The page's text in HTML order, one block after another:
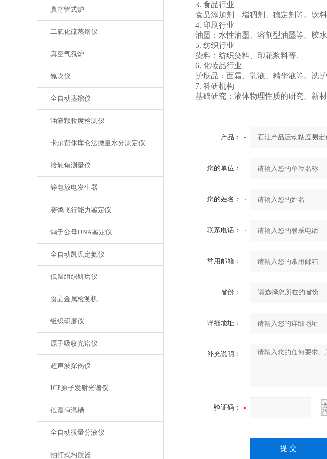
真空管式炉
二氧化硫蒸馏仪
真空气氛炉
氮吹仪
全自动蒸馏仪
油液颗粒度检测仪
卡尔费休库仑法微量水分测定仪
接触角测量仪
静电放电发生器
赛鸽飞行能力鉴定仪
鸽子公母DNA鉴定仪
全自动凯氏定氮仪
低温组织研磨仪
食品金属检测机
组织研磨仪
原子吸收光谱仪
超声波探伤仪
ICP原子发射光谱仪
低温恒温槽
全自动微量分液仪
拍打式均质器
3. 食品行业
食品添加剂：增稠剂、稳定剂等。饮料
4. 印刷行业
油墨：水性油墨、溶剂型油墨等。胶水
5. 纺织行业
染料：纺织染料、印花浆料等。
6. 化妆品行业
护肤品：面霜、乳液、精华液等。洗护
7. 科研机构
基础研究：液体物理性质的研究。新材
产品：
您的单位：
您的姓名：
联系电话：
常用邮箱：
省份：
详细地址：
补充说明：
验证码：